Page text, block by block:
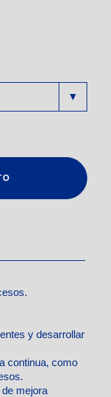
y desarrollar
continua, como
mejora